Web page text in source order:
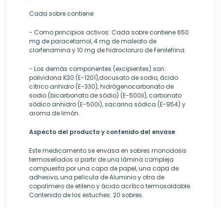
Cada sobre contiene:
- Como principios activos: Cada sobre contiene 650
mg de paracetamol, 4 mg de maleato de
clorfenamina y 10 mg de hidrocloruro de Fenilefrina.
- Los demás componentes (excipientes) son:
polividona K30 (E-1201),docusato de sodio, ácido
cítrico anhidro (E-330), hidrógenocarbonato de
sodio (bicarbonato de sódio) (E-500ii), carbonato
sódico anhidro (E-500i), sacarina sódica (E-954) y
aroma de limón.
Aspecto del producto y contenido del envase
Este medicamento se envasa en sobres monodosis
termosellados a partir de una lámina compleja
compuesta por una capa de papel, una capa de
adhesivo, una película de Aluminio y otra de
copolímero de etileno y ácido acrílico termosoldable.
Contenido de los estuches: 20 sobres.